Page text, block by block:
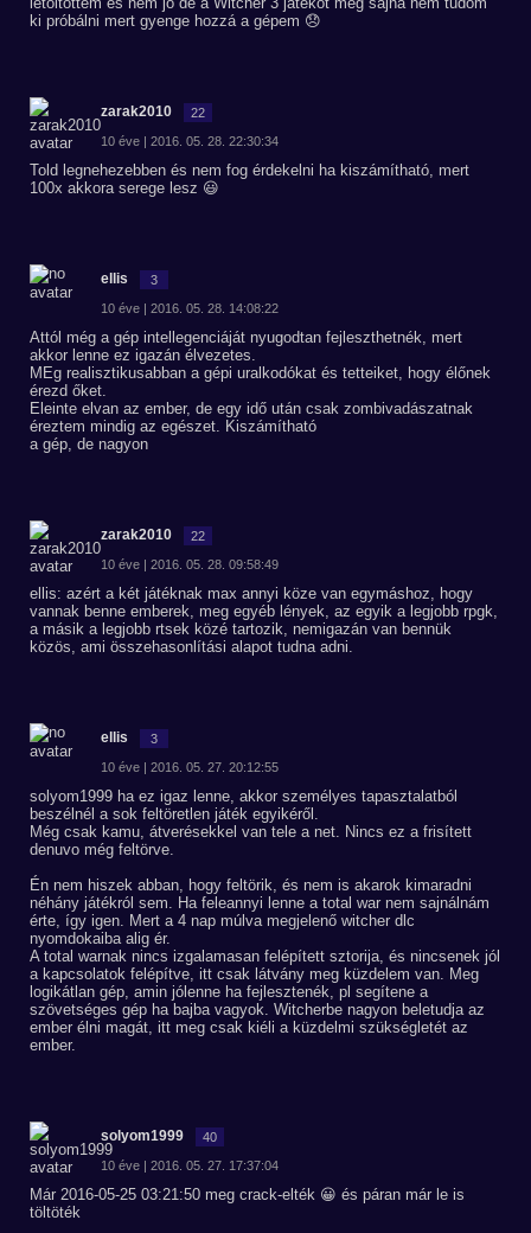
ki próbálni mert gyenge hozzá a gépem 😞
zarak2010 22
10 éve | 2016. 05. 28. 22:30:34
Told legnehezebben és nem fog érdekelni ha kiszámítható, mert
100x akkora serege lesz 😃
ellis 3
10 éve | 2016. 05. 28. 14:08:22
Attól még a gép intellegenciáját nyugodtan fejleszthetnék, mert
akkor lenne ez igazán élvezetes.
MEg realisztikusabban a gépi uralkodókat és tetteiket, hogy élőnek
érezd őket.
Eleinte elvan az ember, de egy idő után csak zombivadászatnak
éreztem mindig az egészet. Kiszámítható
a gép, de nagyon
zarak2010 22
10 éve | 2016. 05. 28. 09:58:49
ellis: azért a két játéknak max annyi köze van egymáshoz, hogy
vannak benne emberek, meg egyéb lények, az egyik a legjobb rpgk,
a másik a legjobb rtsek közé tartozik, nemigazán van bennük
közös, ami összehasonlítási alapot tudna adni.
ellis 3
10 éve | 2016. 05. 27. 20:12:55
solyom1999 ha ez igaz lenne, akkor személyes tapasztalatból
beszélnél a sok feltöretlen játék egyikéről.
Még csak kamu, átverésekkel van tele a net. Nincs ez a frisített
denuvo még feltörve.
Én nem hiszek abban, hogy feltörik, és nem is akarok kimaradni
néhány játékról sem. Ha feleannyi lenne a total war nem sajnálnám
érte, így igen. Mert a 4 nap múlva megjelenő witcher dlc
nyomdokaiba alig ér.
A total warnak nincs izgalamasan felépített sztorija, és nincsenek jól
a kapcsolatok felépítve, itt csak látvány meg küzdelem van. Meg
logikátlan gép, amin jólenne ha fejlesztenék, pl segítene a
szövetséges gép ha bajba vagyok. Witcherbe nagyon beletudja az
ember élni magát, itt meg csak kiéli a küzdelmi szükségletét az
ember.
solyom1999 40
10 éve | 2016. 05. 27. 17:37:04
Már 2016-05-25 03:21:50 meg crack-elték 😀 és páran már le is
töltöték